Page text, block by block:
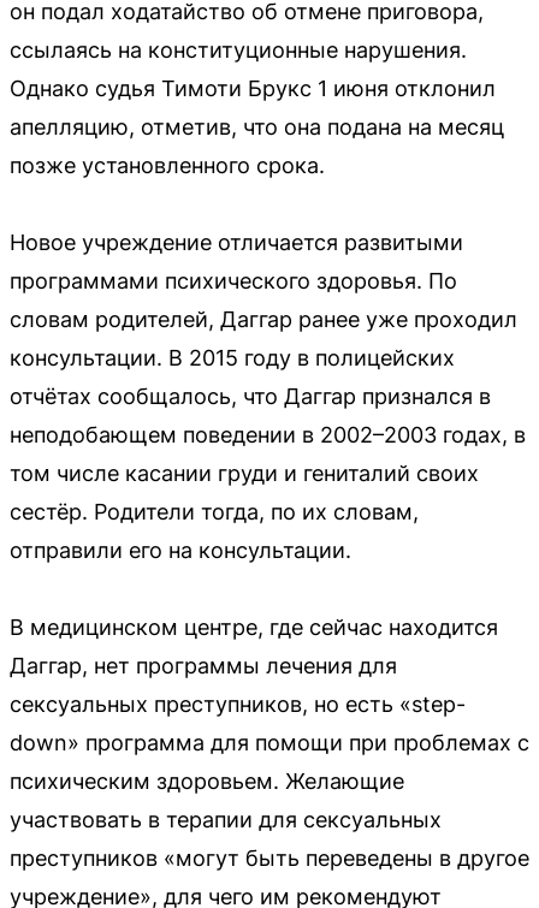
он подал ходатайство об отмене приговора,
ссылаясь на конституционные нарушения.
Однако судья Тимоти Брукс 1 июня отклонил
апелляцию, отметив, что она подана на месяц
позже установленного срока.
Новое учреждение отличается развитыми
программами психического здоровья. По
словам родителей, Даггар ранее уже проходил
консультации. В 2015 году в полицейских
отчётах сообщалось, что Даггар признался в
неподобающем поведении в 2002–2003 годах, в
том числе касании груди и гениталий своих
сестёр. Родители тогда, по их словам,
отправили его на консультации.
В медицинском центре, где сейчас находится
Даггар, нет программы лечения для
сексуальных преступников, но есть «step-
down» программа для помощи при проблемах с
психическим здоровьем. Желающие
участвовать в терапии для сексуальных
преступников «могут быть переведены в другое
учреждение», для чего им рекомендуют